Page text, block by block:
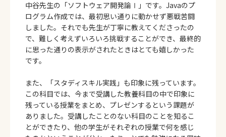
中谷先生の「ソフトウェア開発論Ⅰ」です。Javaのプ
ログラム作成では、最初思い通りに動かせず悪戦苦闘
しました。それでも先生が丁寧に教えてくださったの
で、難しく考えずいろいろ挑戦することができ、最終的
に思った通りの表示がされたときはとても嬉しかった
です。
また、「スタディスキル実践」も印象に残っています。
この科目では、今まで受講した教養科目の中で印象に
残っている授業をまとめ、プレゼンするという課題が
ありました。受講したことのない科目のことを知るこ
とができたり、他の学生がそれぞれの授業で何を感じ